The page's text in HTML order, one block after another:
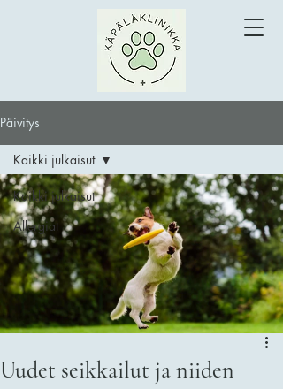
Päivitys
Kaikki julkaisut
Allergiat
Kaikki julkaisut
Uudet seikkailut ja niiden